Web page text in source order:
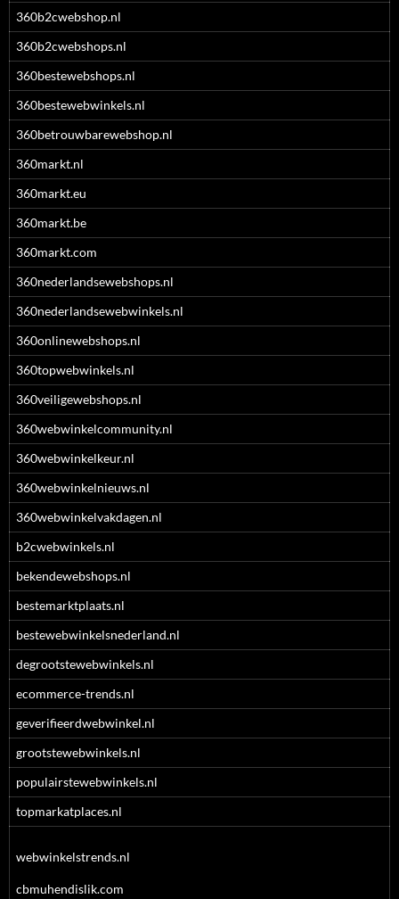
360b2cwebshop.nl
360b2cwebshops.nl
360bestewebshops.nl
360bestewebwinkels.nl
360betrouwbarewebshop.nl
360markt.nl
360markt.eu
360markt.be
360markt.com
360nederlandsewebshops.nl
360nederlandsewebwinkels.nl
360onlinewebshops.nl
360topwebwinkels.nl
360veiligewebshops.nl
360webwinkelcommunity.nl
360webwinkelkeur.nl
360webwinkelnieuws.nl
360webwinkelvakdagen.nl
b2cwebwinkels.nl
bekendewebshops.nl
bestemarktplaats.nl
bestewebwinkelsnederland.nl
degrootstewebwinkels.nl
ecommerce-trends.nl
geverifieerdwebwinkel.nl
grootstewebwinkels.nl
populairstewebwinkels.nl
topmarkatplaces.nl
webwinkelstrends.nl
cbmuhendislik.com